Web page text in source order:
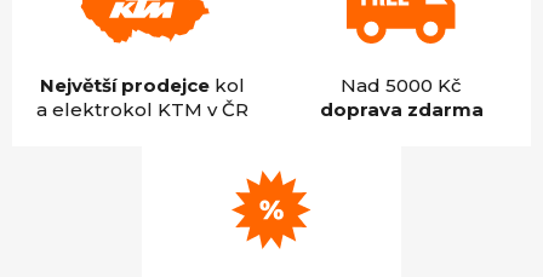
Největší prodejcekol
a elektrokol KTM v ČR
Nad 5000 Kč
doprava zdarma